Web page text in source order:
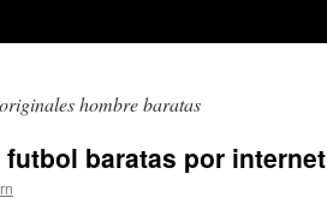
hombre baratas
baratas por internet